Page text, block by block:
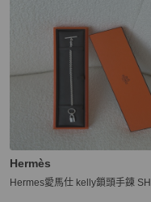
Hermès
Hermes愛馬仕 kelly鎖頭手鍊 SH